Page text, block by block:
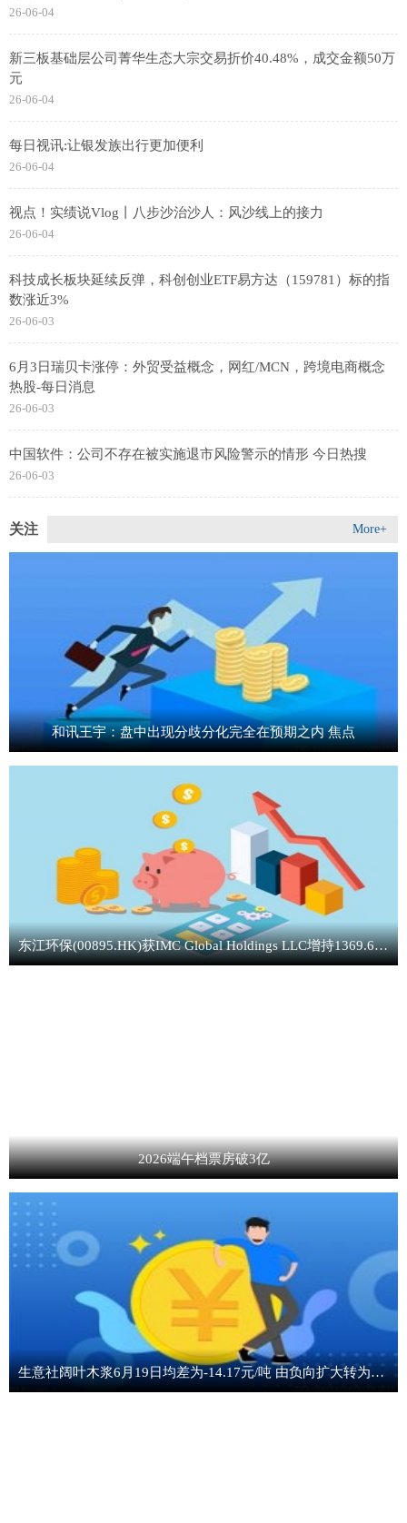
26-06-04
新三板基础层公司菁华生态大宗交易折价40.48%，成交金额50万
元
26-06-04
每日视讯:让银发族出行更加便利
26-06-04
视点！实绩说Vlog丨八步沙治沙人：风沙线上的接力
26-06-04
科技成长板块延续反弹，科创创业ETF易方达（159781）标的指
数涨近3%
26-06-03
6月3日瑞贝卡涨停：外贸受益概念，网红/MCN，跨境电商概念
热股-每日消息
26-06-03
中国软件：公司不存在被实施退市风险警示的情形 今日热搜
26-06-03
关注 More+
和讯王宇：盘中出现分歧分化完全在预期之内 焦点
东江环保(00895.HK)获IMC Global Holdings LLC增持1369.64万股-焦点消息
2026端午档票房破3亿
生意社阔叶木浆6月19日均差为-14.17元/吨 由负向扩大转为缩小